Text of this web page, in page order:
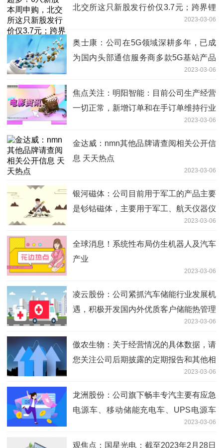
北交所这只新股发行价仅3.7元；跨界锂
2023-03-06
奥士康：公司在5G领域深耕多年，已成
为国内头部通信服务商多款5G基站产品
2023-03-06
焦点关注：明阳智能：目前公司生产经营
一切正常，新增订单和在手订单维持行业
2023-03-06
金达威：nmn其他品牌请查阅相关公开信
息 天天热点
2023-03-06
银河磁体：公司目前用于军工的产品主要
是钐钴磁体，主要用于军工、航天仪器仪
2023-03-06
全球消息！系统性布局仿生机器人及汽车
产业
2023-03-06
凌云股份：公司紧抓汽车储能行业发展机
遇，积极开发国内外优质客户储能热管理
2023-03-06
傲农生物：关于经营情况的具体数据，请
您关注公司后期披露的定期报告和其他相
2023-03-06
龙洲股份：公司旗下畅丰专汽主要有应急
电源车、移动储能充电车、UPS电源车
2023-03-06
观焦点：国星光电：截至2023年2月28日